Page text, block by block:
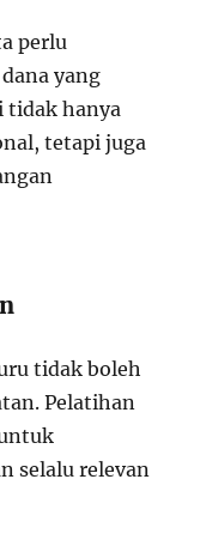
perlu
yang
tidak hanya
tetapi juga
tidak boleh
Pelatihan
selalu relevan